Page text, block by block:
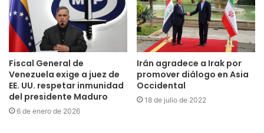
Fiscal General de
Venezuela exige a juez de
EE. UU. respetar inmunidad
del presidente Maduro
6 de enero de 2026
Irán agradece a Irak por
promover diálogo en Asia
Occidental
18 de julio de 2022